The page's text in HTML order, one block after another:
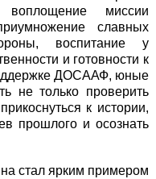
миссии
славных
воспитание у
и готовности к
ДОСААФ, юные
не только проверить
к истории,
прошлого и осознать
стал ярким примером